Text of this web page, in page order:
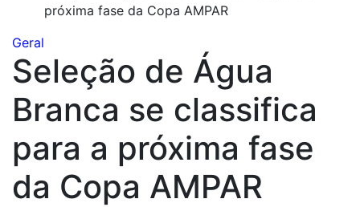
próxima fase da Copa AMPAR
Geral
Seleção de Água
Branca se classifica
para a próxima fase
da Copa AMPAR